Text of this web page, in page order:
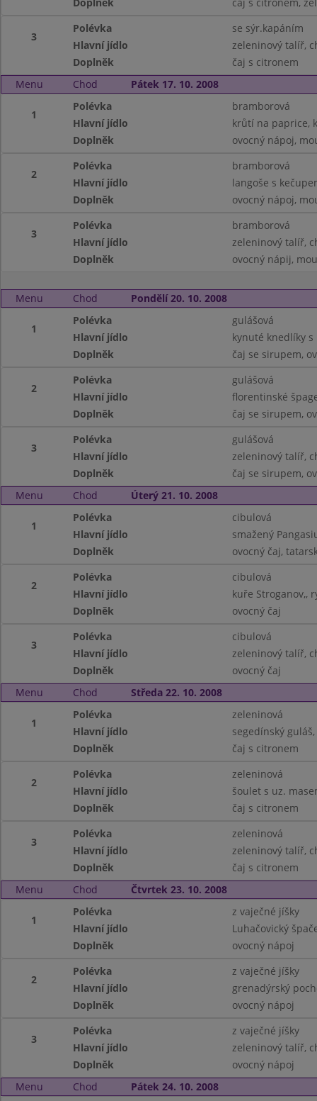
3
Polévka
se sýr.kapáním
Hlavní jídlo
zeleninový talíř,
Doplněk
čaj s citronem
Menu
Chod Pátek 17. 10. 2008
1
Polévka
bramborová
Hlavní jídlo
krůtí na paprice,
Doplněk
ovocný nápoj,
2
Polévka
bramborová
Hlavní jídlo
langoše s
Doplněk
ovocný nápoj,
3
Polévka
bramborová
Hlavní jídlo
zeleninový talíř,
Doplněk
ovocný nápij,
Menu Chod Pondělí 20. 10. 2008
1
Polévka
gulášová
Hlavní jídlo
kynuté knedlíky
Doplněk
čaj se sirupem,
2
Polévka
gulášová
Hlavní jídlo
florentinské
Doplněk
čaj se sirupem,
3
Polévka
gulášová
Hlavní jídlo
zeleninový talíř,
Doplněk
čaj se sirupem,
Menu
Chod Úterý 21. 10. 2008
1
Polévka
cibulová
Hlavní jídlo
smažený
Doplněk
ovocný čaj,
2
Polévka
cibulová
Hlavní jídlo
kuře Stroganov,,
Doplněk
ovocný čaj
3
Polévka
cibulová
Hlavní jídlo
zeleninový talíř,
Doplněk
ovocný čaj
Menu
Chod Středa 22. 10. 2008
1
Polévka
zeleninová
Hlavní jídlo
segedínský
Doplněk
čaj s citronem
2
Polévka
zeleninová
Hlavní jídlo
šoulet s uz.
Doplněk
čaj s citronem
3
Polévka
zeleninová
Hlavní jídlo
zeleninový talíř,
Doplněk
čaj s citronem
Menu
Chod Čtvrtek 23. 10. 2008
1
Polévka
z vaječné jíšky
Hlavní jídlo
Luhačovický
Doplněk
ovocný nápoj
2
Polévka
z vaječné jíšky
Hlavní jídlo
grenadýrský
Doplněk
ovocný nápoj
3
Polévka
z vaječné jíšky
Hlavní jídlo
zeleninový talíř,
Doplněk
ovocný nápoj
Menu
Chod Pátek 24. 10. 2008